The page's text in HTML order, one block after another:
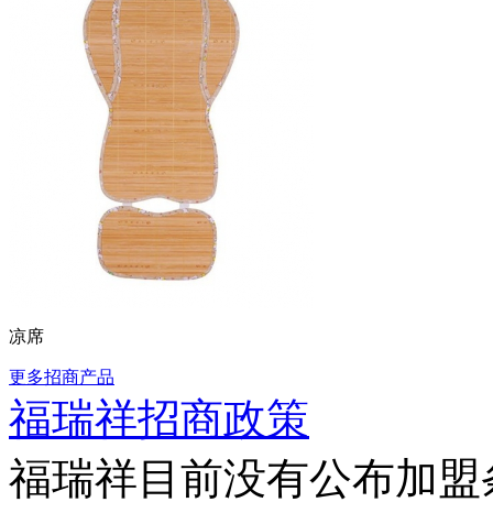
凉席
更多招商产品
福瑞祥招商政策
福瑞祥目前没有公布加